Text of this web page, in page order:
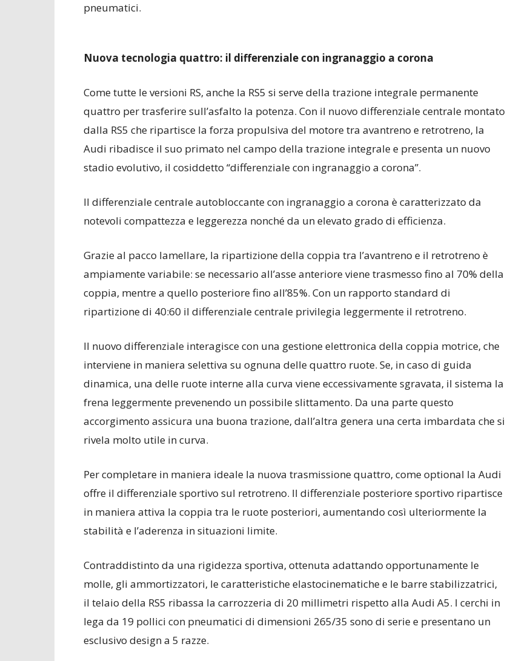
pneumatici.
Nuova tecnologia quattro: il differenziale con ingranaggio a corona
Come tutte le versioni RS, anche la RS5 si serve della trazione integrale permanente
quattro per trasferire sull’asfalto la potenza. Con il nuovo differenziale centrale montato
dalla RS5 che ripartisce la forza propulsiva del motore tra avantreno e retrotreno, la
Audi ribadisce il suo primato nel campo della trazione integrale e presenta un nuovo
stadio evolutivo, il cosiddetto “differenziale con ingranaggio a corona”.
Il differenziale centrale autobloccante con ingranaggio a corona è caratterizzato da
notevoli compattezza e leggerezza nonché da un elevato grado di efficienza.
Grazie al pacco lamellare, la ripartizione della coppia tra l’avantreno e il retrotreno è
ampiamente variabile: se necessario all’asse anteriore viene trasmesso fino al 70% della
coppia, mentre a quello posteriore fino all’85%. Con un rapporto standard di
ripartizione di 40:60 il differenziale centrale privilegia leggermente il retrotreno.
Il nuovo differenziale interagisce con una gestione elettronica della coppia motrice, che
interviene in maniera selettiva su ognuna delle quattro ruote. Se, in caso di guida
dinamica, una delle ruote interne alla curva viene eccessivamente sgravata, il sistema la
frena leggermente prevenendo un possibile slittamento. Da una parte questo
accorgimento assicura una buona trazione, dall’altra genera una certa imbardata che si
rivela molto utile in curva.
Per completare in maniera ideale la nuova trasmissione quattro, come optional la Audi
offre il differenziale sportivo sul retrotreno. Il differenziale posteriore sportivo ripartisce
in maniera attiva la coppia tra le ruote posteriori, aumentando così ulteriormente la
stabilità e l’aderenza in situazioni limite.
Contraddistinto da una rigidezza sportiva, ottenuta adattando opportunamente le
molle, gli ammortizzatori, le caratteristiche elastocinematiche e le barre stabilizzatrici,
il telaio della RS5 ribassa la carrozzeria di 20 millimetri rispetto alla Audi A5. I cerchi in
lega da 19 pollici con pneumatici di dimensioni 265/35 sono di serie e presentano un
esclusivo design a 5 razze.